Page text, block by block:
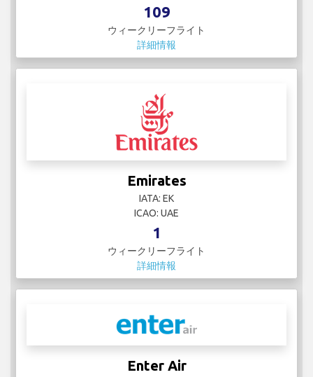
109
ウィークリーフライト
詳細情報
Emirates
IATA: EK
ICAO: UAE
1
ウィークリーフライト
詳細情報
Enter Air